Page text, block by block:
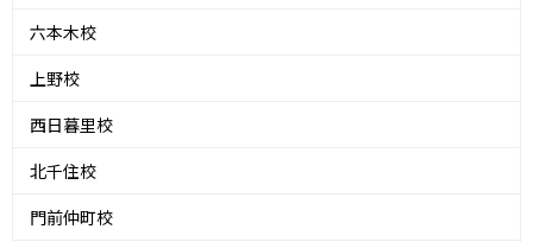
六本木校
上野校
西日暮里校
北千住校
門前仲町校